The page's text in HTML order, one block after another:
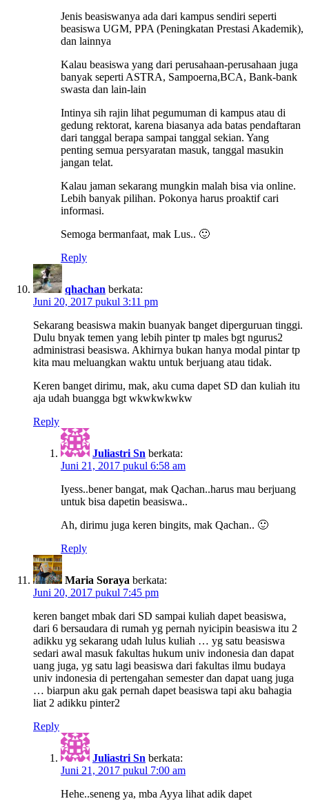
Jenis beasiswanya ada dari kampus sendiri seperti
beasiswa UGM, PPA (Peningkatan Prestasi Akademik),
dan lainnya
Kalau beasiswa yang dari perusahaan-perusahaan juga
banyak seperti ASTRA, Sampoerna,BCA, Bank-bank
swasta dan lain-lain
Intinya sih rajin lihat pegumuman di kampus atau di
gedung rektorat, karena biasanya ada batas pendaftaran
dari tanggal berapa sampai tanggal sekian. Yang
penting semua persyaratan masuk, tanggal masukin
jangan telat.
Kalau jaman sekarang mungkin malah bisa via online.
Lebih banyak pilihan. Pokonya harus proaktif cari
informasi.
Semoga bermanfaat, mak Lus.. 🙂
Reply
qhachan berkata:
Juni 20, 2017 pukul 3:11 pm
Sekarang beasiswa makin buanyak banget diperguruan tinggi.
Dulu bnyak temen yang lebih pinter tp males bgt ngurus2
administrasi beasiswa. Akhirnya bukan hanya modal pintar tp
kita mau meluangkan waktu untuk berjuang atau tidak.
Keren banget dirimu, mak, aku cuma dapet SD dan kuliah itu
aja udah buangga bgt wkwkwkwkw
Reply
Juliastri Sn berkata:
Juni 21, 2017 pukul 6:58 am
Iyess..bener bangat, mak Qachan..harus mau berjuang
untuk bisa dapetin beasiswa..
Ah, dirimu juga keren bingits, mak Qachan.. 🙂
Reply
Maria Soraya berkata:
Juni 20, 2017 pukul 7:45 pm
keren banget mbak dari SD sampai kuliah dapet beasiswa,
dari 6 bersaudara di rumah yg pernah nyicipin beasiswa itu 2
adikku yg sekarang udah lulus kuliah … yg satu beasiswa
sedari awal masuk fakultas hukum univ indonesia dan dapat
uang juga, yg satu lagi beasiswa dari fakultas ilmu budaya
univ indonesia di pertengahan semester dan dapat uang juga
… biarpun aku gak pernah dapet beasiswa tapi aku bahagia
liat 2 adikku pinter2
Reply
Juliastri Sn berkata:
Juni 21, 2017 pukul 7:00 am
Hehe..seneng ya, mba Ayya lihat adik dapet